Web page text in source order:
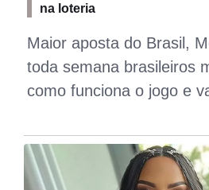
na loteria
Maior aposta do Brasil,
toda semana brasileiros
como funciona o jogo e